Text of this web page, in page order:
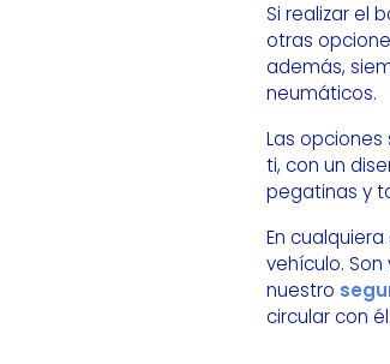
Si realizar el
otras
además,
neumáticos.
Las
ti, con un
pegatinas y
En
vehículo.
nuestro
circular con él.